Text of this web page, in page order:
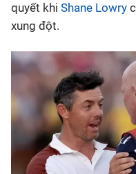
quyết khi Shane Lowry
xung đột.